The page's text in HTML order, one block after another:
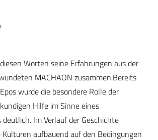
Worten seine Erfahrungen aus der
MACHAON zusammen.Bereits
wurde die besondere Rolle der
Hilfe im Sinne eines
Im Verlauf der Geschichte
aufbauend auf den Bedingungen